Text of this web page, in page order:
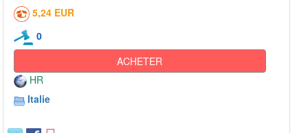
5,24 EUR
0
ACHETER
HR
Italie